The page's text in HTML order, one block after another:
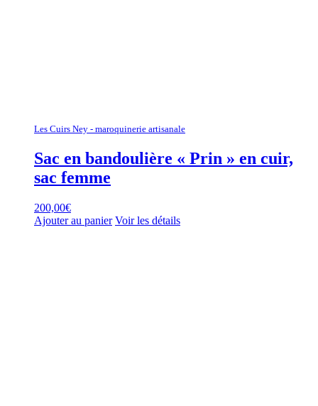
Les Cuirs Ney - maroquinerie artisanale
Sac en bandoulière « Prin » en cuir,
sac femme
200,00€
Ajouter au panier Voir les détails